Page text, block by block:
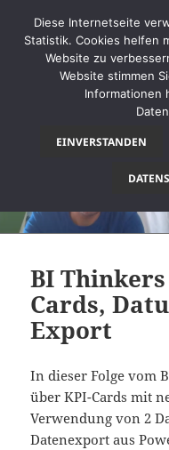
BI
Cards,
Export
In dieser Folge vom
über KPI-Cards mit
Verwendung von 2
Datenexport aus
Diese Internetseite
Statistik. Cookies helfen
Website zu
Website stimmen
Informationen
EINVERSTANDEN